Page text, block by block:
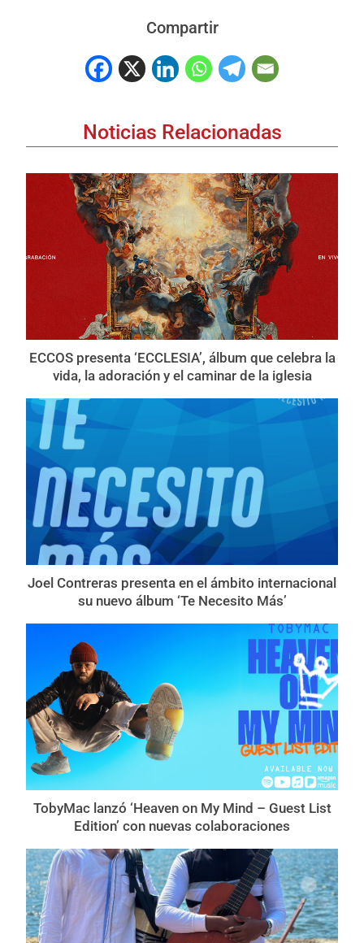
Compartir
Noticias Relacionadas
ECCOS presenta ‘ECCLESIA’, álbum que celebra la
vida, la adoración y el caminar de la iglesia
Joel Contreras presenta en el ámbito internacional
su nuevo álbum ‘Te Necesito Más’
TobyMac lanzó ‘Heaven on My Mind – Guest List
Edition’ con nuevas colaboraciones